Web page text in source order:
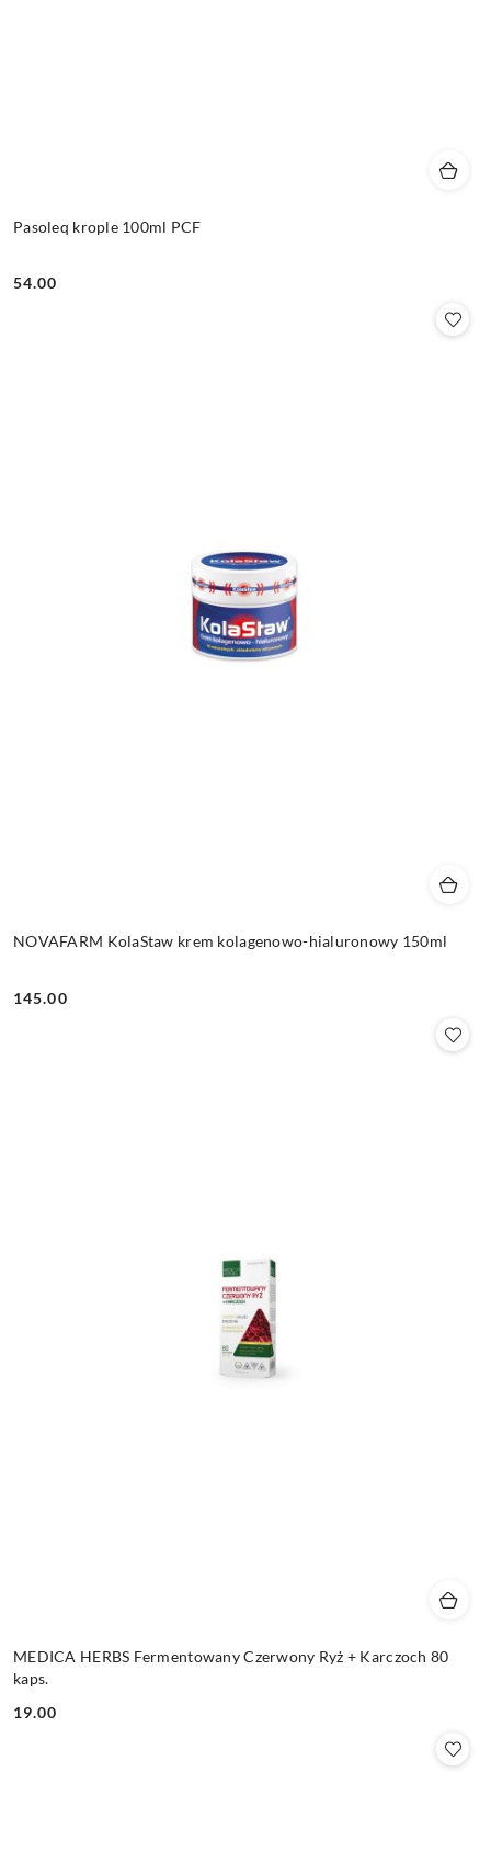
Pasoleq krople 100ml PCF
Cena:
54.00
NOVAFARM KolaStaw krem kolagenowo-hialuronowy 150ml
Cena:
145.00
MEDICA HERBS Fermentowany Czerwony Ryż + Karczoch 80
kaps.
Cena:
19.00